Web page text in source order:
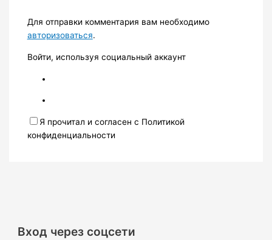
Для отправки комментария вам необходимо
авторизоваться.
Войти, используя социальный аккаунт
Я прочитал и согласен с Политикой
конфиденциальности
Вход через соцсети